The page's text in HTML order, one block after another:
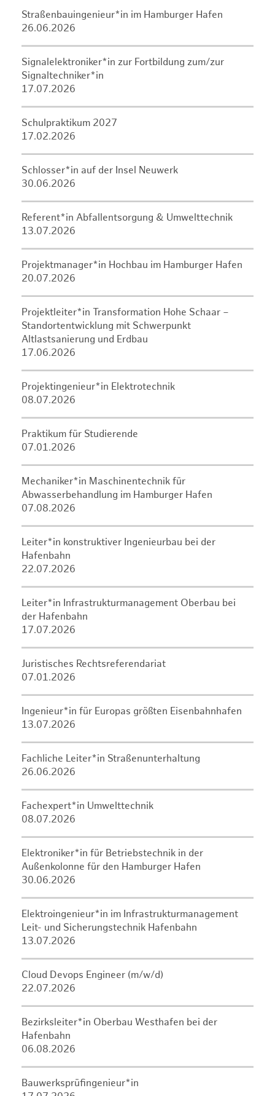
Straßenbauingenieur*in im Hamburger Hafen
26.06.2026
Signalelektroniker*in zur Fortbildung zum/zur
Signaltechniker*in
17.07.2026
Schulpraktikum 2027
17.02.2026
Schlosser*in auf der Insel Neuwerk
30.06.2026
Referent*in Abfallentsorgung & Umwelttechnik
13.07.2026
Projektmanager*in Hochbau im Hamburger Hafen
20.07.2026
Projektleiter*in Transformation Hohe Schaar –
Standortentwicklung mit Schwerpunkt
Altlastsanierung und Erdbau
17.06.2026
Projektingenieur*in Elektrotechnik
08.07.2026
Praktikum für Studierende
07.01.2026
Mechaniker*in Maschinentechnik für
Abwasserbehandlung im Hamburger Hafen
07.08.2026
Leiter*in konstruktiver Ingenieurbau bei der
Hafenbahn
22.07.2026
Leiter*in Infrastrukturmanagement Oberbau bei
der Hafenbahn
17.07.2026
Juristisches Rechtsreferendariat
07.01.2026
Ingenieur*in für Europas größten Eisenbahnhafen
13.07.2026
Fachliche Leiter*in Straßenunterhaltung
26.06.2026
Fachexpert*in Umwelttechnik
08.07.2026
Elektroniker*in für Betriebstechnik in der
Außenkolonne für den Hamburger Hafen
30.06.2026
Elektroingenieur*in im Infrastrukturmanagement
Leit- und Sicherungstechnik Hafenbahn
13.07.2026
Cloud Devops Engineer (m/w/d)
22.07.2026
Bezirksleiter*in Oberbau Westhafen bei der
Hafenbahn
06.08.2026
Bauwerksprüfingenieur*in